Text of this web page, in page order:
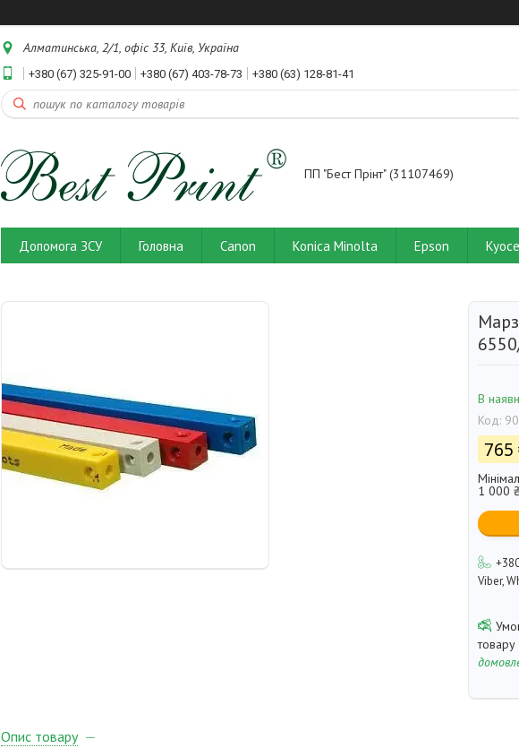
Алматинська, 2/1, офіс 33, Київ, Україна
+380 (67) 325-91-00 +380 (67) 403-78-73 +380 (63) 128-81-41
ПП "Бест Прінт" (31107469)
Допомога ЗСУ Головна Canon Konica Minolta Epson
В
Код:
765
1 000 ₴
Viber,
Опис товару